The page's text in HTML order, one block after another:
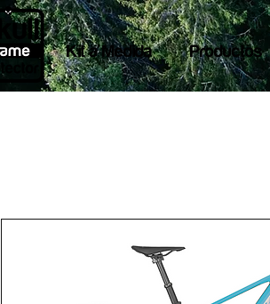
Kit a Medida Productos